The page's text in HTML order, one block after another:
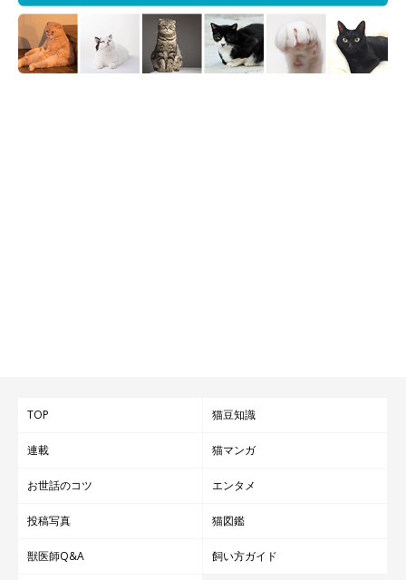
TOP 猫豆知識
連載 猫マンガ
お世話のコツ エンタメ
投稿写真 猫図鑑
獣医師Q&A 飼い方ガイド